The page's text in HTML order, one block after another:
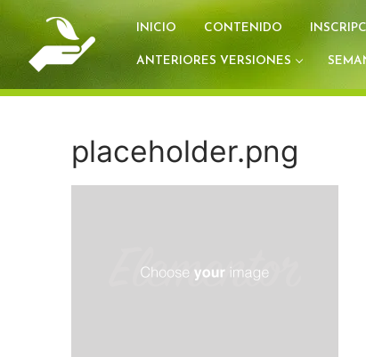
contenido
INICIO CONTENIDO
ANTERIORES VERSIONES
placeholder.png